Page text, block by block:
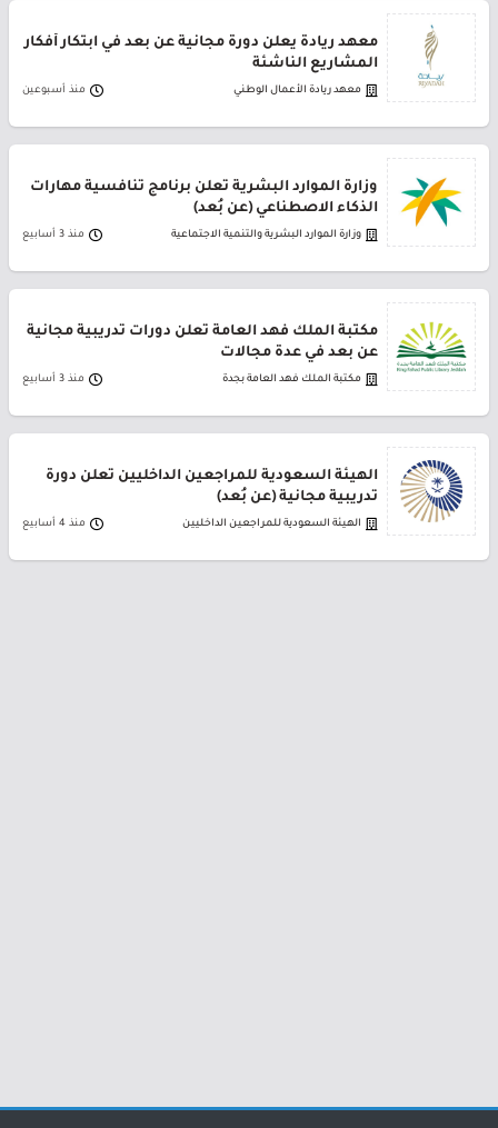
معهد ريادة يعلن دورة مجانية عن بعد في ابتكار أفكار
المشاريع الناشئة
معهد ريادة الأعمال الوطني منذ أسبوعين
وزارة الموارد البشرية تعلن برنامج تنافسية مهارات
الذكاء الاصطناعي (عن بُعد)
وزارة الموارد البشرية والتنمية الاجتماعية منذ 3 أسابيع
مكتبة الملك فهد العامة تعلن دورات تدريبية مجانية
عن بعد في عدة مجالات
مكتبة الملك فهد العامة بجدة منذ 3 أسابيع
الهيئة السعودية للمراجعين الداخليين تعلن دورة
تدريبية مجانية (عن بُعد)
الهيئة السعودية للمراجعين الداخليين منذ 4 أسابيع